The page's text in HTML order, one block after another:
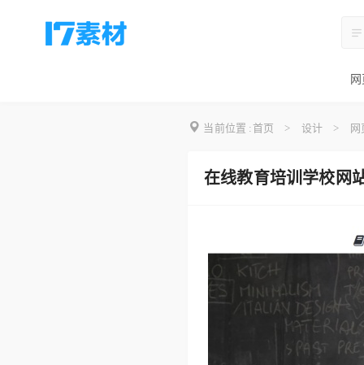
当前位置 :首页 > 设计 > 网
在线教育培训学校网